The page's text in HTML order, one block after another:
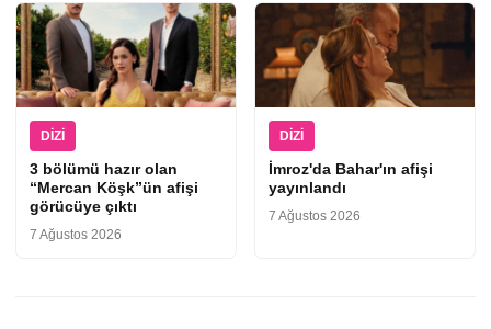
DIZI
3 bölümü hazır olan
“Mercan Köşk”ün afişi
görücüye çıktı
7 Ağustos 2026
DIZI
İmroz'da Bahar'ın afişi
yayınlandı
7 Ağustos 2026